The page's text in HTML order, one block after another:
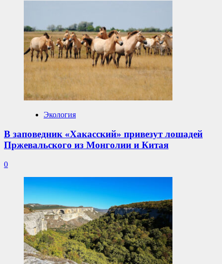
Экология
В заповедник «Хакасский» привезут лошадей
Пржевальского из Монголии и Китая
0